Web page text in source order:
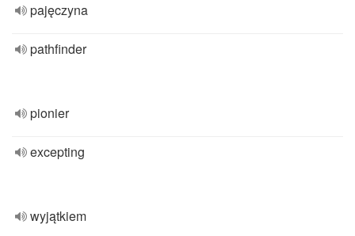
pajęczyna
pathfinder
pionier
excepting
wyjątkiem